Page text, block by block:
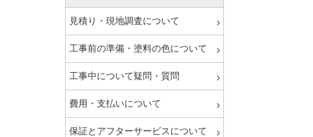
見積り・現地調査について
工事前の準備・塗料の色について
工事中について疑問・質問
費用・支払いについて
保証とアフターサービスについて